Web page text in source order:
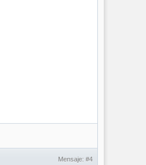
Mensaje: #4